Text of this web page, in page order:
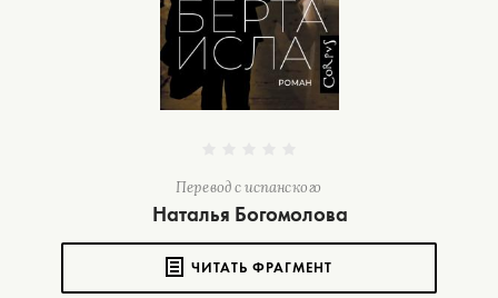
Перевод с испанского
Наталья Богомолова
ЧИТАТЬ ФРАГМЕНТ